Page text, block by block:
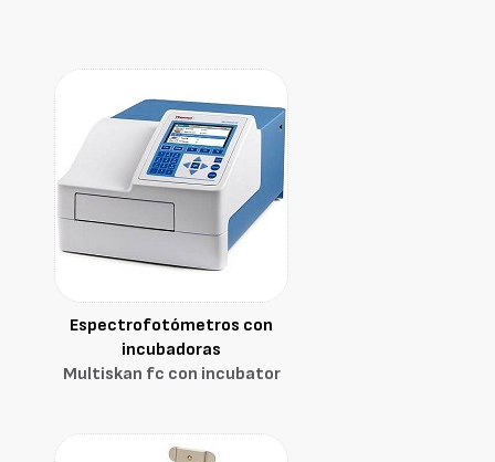
Espectrofotómetros con
incubadoras
Multiskan fc con incubator